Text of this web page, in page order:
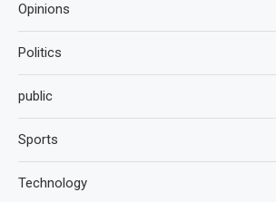
Opinions
Politics
public
Sports
Technology